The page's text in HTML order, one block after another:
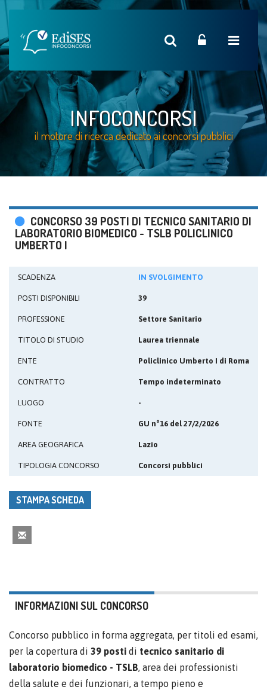
INFOCONCORSI
il motore di ricerca dedicato ai concorsi pubblici
CONCORSO 39 POSTI DI TECNICO SANITARIO DI
LABORATORIO BIOMEDICO - TSLB POLICLINICO
UMBERTO I
SCADENZA IN SVOLGIMENTO
POSTI DISPONIBILI 39
PROFESSIONE Settore Sanitario
TITOLO DI STUDIO Laurea triennale
ENTE Policlinico Umberto I di Roma
CONTRATTO Tempo indeterminato
LUOGO -
FONTE GU n°16 del 27/2/2026
AREA GEOGRAFICA Lazio
TIPOLOGIA CONCORSO Concorsi pubblici
STAMPA SCHEDA
INFORMAZIONI SUL CONCORSO
Concorso pubblico in forma aggregata, per titoli ed esami,
per la copertura di 39 posti di tecnico sanitario di
laboratorio biomedico - TSLB, area dei professionisti
della salute e dei funzionari, a tempo pieno e